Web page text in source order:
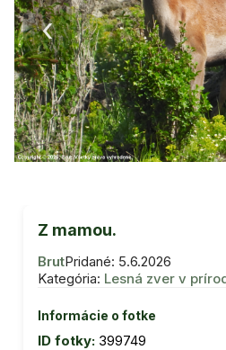
‹
Z mamou.
BrutPridané: 5.6.2026
Kategória: Lesná zver v
Informácie o fotke
ID fotky: 399749